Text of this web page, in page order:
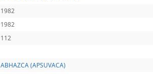
1982
1982
112
ABHAZCA (APSUVACA)